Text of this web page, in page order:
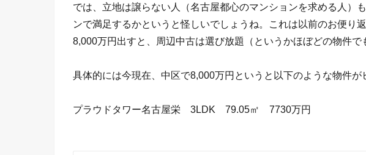
では、立地は譲らない人（名古屋都心のマンションを求める人）
ンで満足するかというと怪しいでしょうね。これは以前のお便り
8,000万円出すと、周辺中古は選び放題（というかほぼどの物件で
具体的には今現在、中区で8,000万円というと以下のような物件が
プラウドタワー名古屋栄 3LDK 79.05㎡ 7730万円